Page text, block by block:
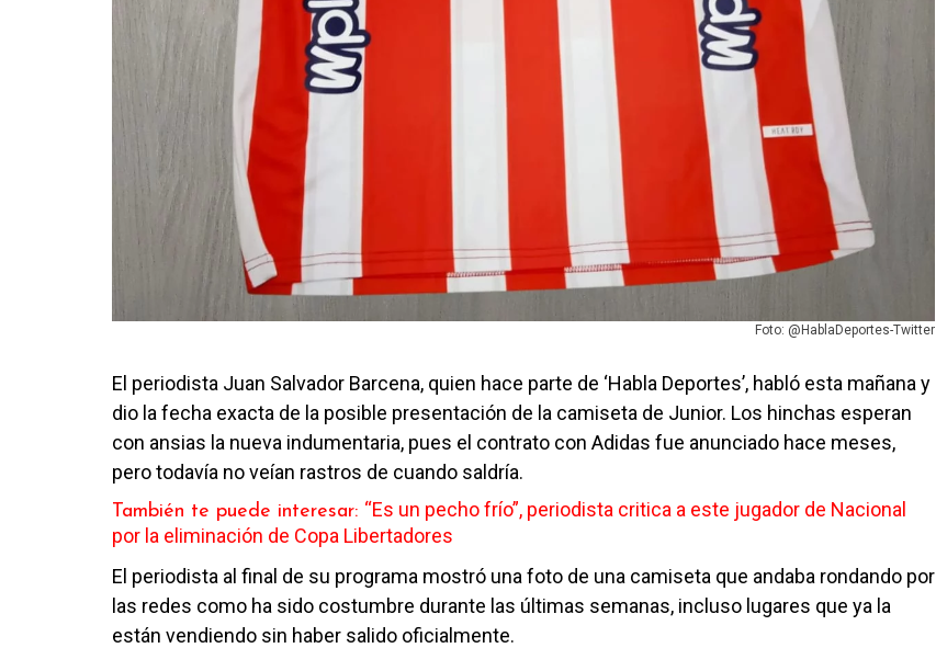
Foto: @HablaDeportes-Twitter
El periodista Juan Salvador Barcena, quien hace parte de ‘Habla Deportes’, habló esta mañana y
dio la fecha exacta de la posible presentación de la camiseta de Junior. Los hinchas esperan
con ansias la nueva indumentaria, pues el contrato con Adidas fue anunciado hace meses,
pero todavía no veían rastros de cuando saldría.
También te puede interesar: “Es un pecho frío”, periodista critica a este jugador de Nacional
por la eliminación de Copa Libertadores
El periodista al final de su programa mostró una foto de una camiseta que andaba rondando por
las redes como ha sido costumbre durante las últimas semanas, incluso lugares que ya la
están vendiendo sin haber salido oficialmente.